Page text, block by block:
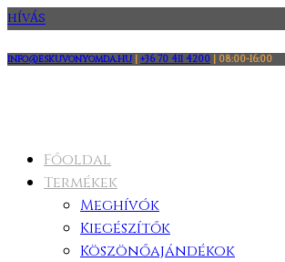
HÍVÁS
info@eskuvonyomda.hu +36 70 411 4200 08:00-16:00
Főoldal
Termékek
Meghívók
Kiegészítők
Köszönőajándékok